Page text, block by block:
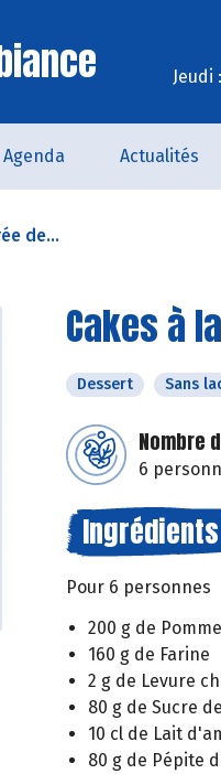
Jeudi
Agenda Actualités
de...
Cakes à
Dessert Sans
Nombre
6
Ingrédients
Pour 6 personnes
200 g de Pomme
160 g de Farine
2 g de Levure
80 g de Sucre
10 cl de Lait
80 g de Pépite